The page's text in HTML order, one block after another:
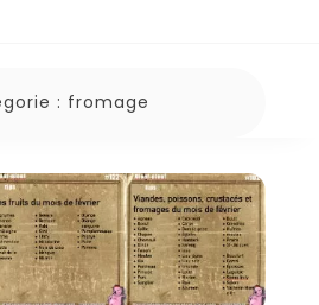
: fromage